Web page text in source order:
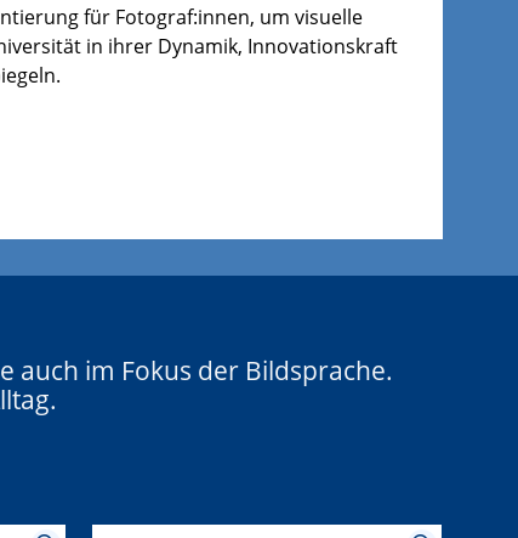
für Fotograf:innen, um visuelle
in ihrer Dynamik, Innovationskraft
auch im Fokus der Bildsprache.